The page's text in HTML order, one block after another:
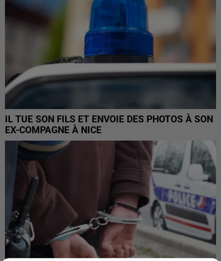
IL TUE SON FILS ET ENVOIE DES PHOTOS À SON
EX-COMPAGNE À NICE